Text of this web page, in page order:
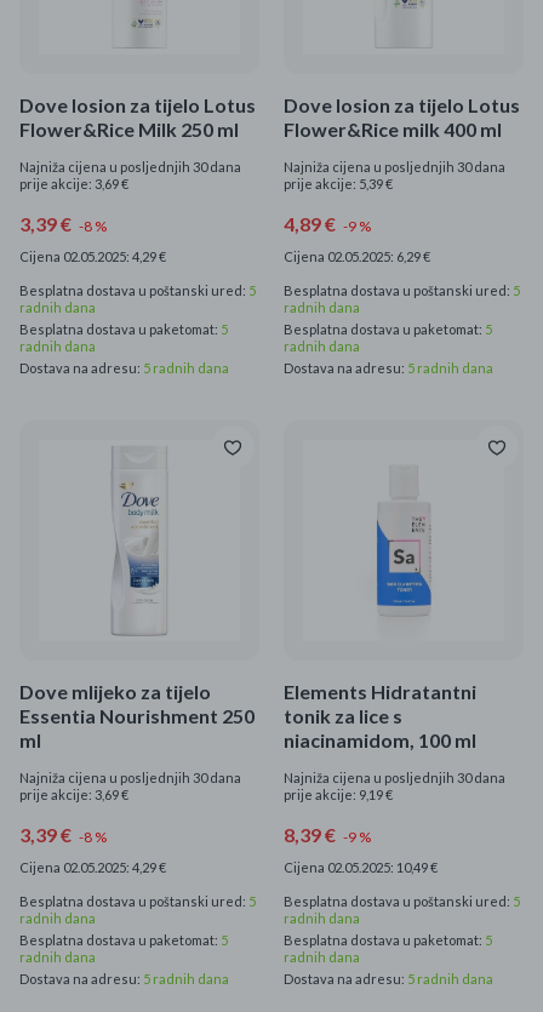
Dove losion za tijelo Lotus
Flower&Rice Milk 250 ml
Najniža cijena u posljednjih 30 dana
prije akcije: 3,69 €
3,39 € -8 %
Cijena 02.05.2025: 4,29 €
Besplatna dostava u poštanski ured: 5
radnih dana
Besplatna dostava u paketomat: 5
radnih dana
Dostava na adresu: 5 radnih dana
Dove losion za tijelo Lotus
Flower&Rice milk 400 ml
Najniža cijena u posljednjih 30 dana
prije akcije: 5,39 €
4,89 € -9 %
Cijena 02.05.2025: 6,29 €
Besplatna dostava u poštanski ured: 5
radnih dana
Besplatna dostava u paketomat: 5
radnih dana
Dostava na adresu: 5 radnih dana
Dove mlijeko za tijelo
Essentia Nourishment 250
ml
Najniža cijena u posljednjih 30 dana
prije akcije: 3,69 €
3,39 € -8 %
Cijena 02.05.2025: 4,29 €
Besplatna dostava u poštanski ured: 5
radnih dana
Besplatna dostava u paketomat: 5
radnih dana
Dostava na adresu: 5 radnih dana
Elements Hidratantni
tonik za lice s
niacinamidom, 100 ml
Najniža cijena u posljednjih 30 dana
prije akcije: 9,19 €
8,39 € -9 %
Cijena 02.05.2025: 10,49 €
Besplatna dostava u poštanski ured: 5
radnih dana
Besplatna dostava u paketomat: 5
radnih dana
Dostava na adresu: 5 radnih dana